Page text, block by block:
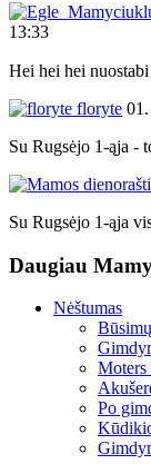
13:33
Hei hei hei
floryte
Su Rugsėjo 1-ąja -
Su Rugsėjo 1-ąja
Daugiau
Nėštumas
Moters
Po